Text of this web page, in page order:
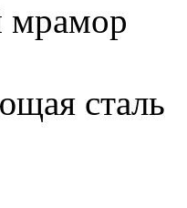
мрамор
cталь